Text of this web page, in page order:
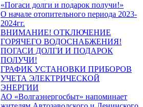
«Погаси долги и подарок получи!»
О начале отопительного периода 2023-
2024гг.
ВНИМАНИЕ! ОТКЛЮЧЕНИЕ
ГОРЯЧЕГО ВОДОСНАБЖЕНИЯ!
ПОГАСИ ДОЛГИ И ПОДАРОК
ПОЛУЧИ!
ГРАФИК УСТАНОВКИ ПРИБОРОВ
УЧЕТА ЭЛЕКТРИЧЕСКОЙ
ЭНЕРГИИ
АО «Волгаэнергосбыт» напоминает